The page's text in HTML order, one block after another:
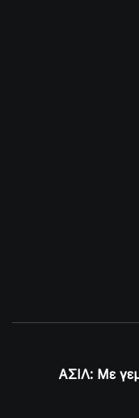
ΑΣΙΛ: Με